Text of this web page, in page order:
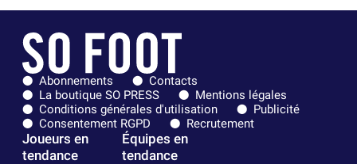
Abonnements
Contacts
La boutique SO PRESS
Mentions légales
Conditions générales d'utilisation
Publicité
Consentement RGPD
Recrutement
Joueurs en
tendance
Équipes en
tendance